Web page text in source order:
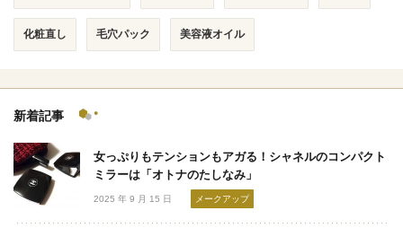
化粧直し 毛穴パック 美容液オイル
新着記事
女っぷりもテンションもアガる！シャネルのコンパクト
ミラーは「オトナのたしなみ」
2025 年 9 月 15 日 メークアップ